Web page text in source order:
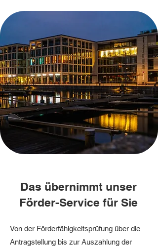
Das übernimmt unser
Förder-Service für Sie
Von der Förderfähigkeitsprüfung über die
Antragstellung bis zur Auszahlung der